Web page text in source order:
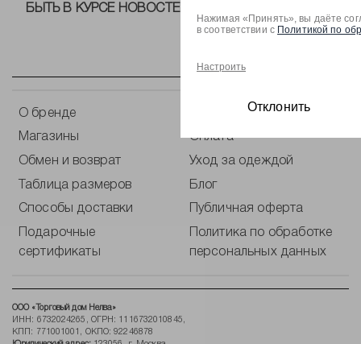
О бренде
Магазины Оплата
Обмен и возврат Уход за одеждой
Таблица размеров Блог
Способы доставки Публичная оферта
Подарочные
сертификаты
Политика по обработке
персональных данных
ООО «Торговый дом Нелва»
ИНН: 6732024265, ОГРН: 1116732010845,
КПП: 771001001, ОКПО: 92246878
БЫТЬ В КУРСЕ НОВОСТЕЙ ОТ NELVA!
Нажимая «Принять», вы даёте
в соответствии с Политикой по
Настроить
Отклонить